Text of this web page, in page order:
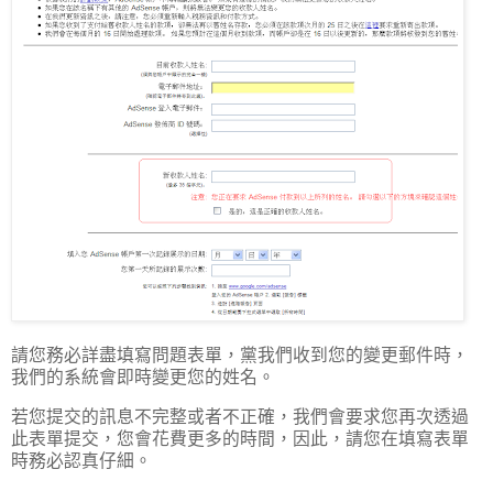
請您務必詳盡填寫問題表單，黨我們收到您的變更郵件時，
我們的系統會即時變更您的姓名。
若您提交的訊息不完整或者不正確，我們會要求您再次透過
此表單提交，您會花費更多的時間，因此，請您在填寫表單
時務必認真仔細。